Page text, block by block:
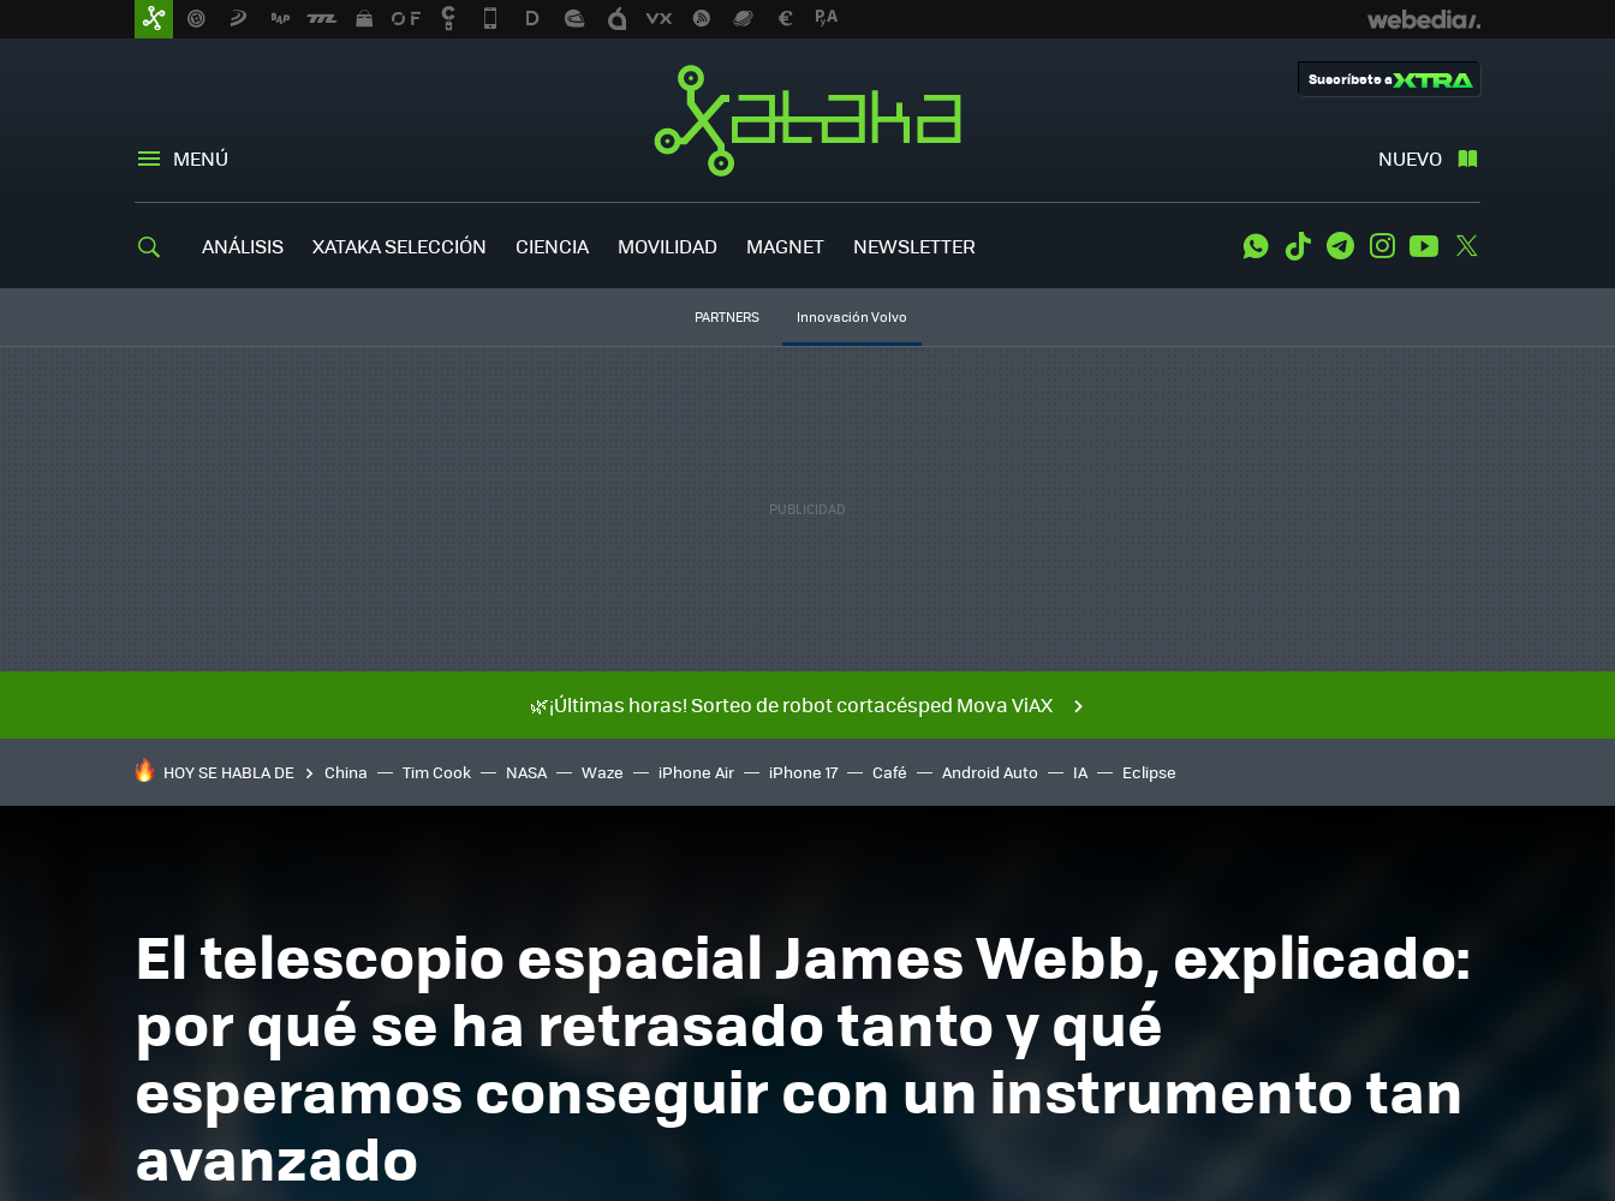
MENÚ NUEVO
Suscríbete a
ANÁLISIS XATAKA SELECCIÓN CIENCIA MOVILIDAD MAGNET NEWSLETTER WhatsApp
Tiktok TelegramInstagramYoutube
PARTNERS Innovación Volvo
🌿¡Últimas horas! Sorteo de robot cortacésped Mova ViAX
HOY SE HABLA DE China Tim Cook NASA Waze iPhone Air iPhone 17 Café Android Auto IA Eclipse
El telescopio espacial James Webb, explicado:
por qué se ha retrasado tanto y qué
esperamos conseguir con un instrumento tan
avanzado